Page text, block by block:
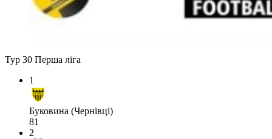
Тур 30 Перша ліга
1
Буковина (Чернівці)
81
2